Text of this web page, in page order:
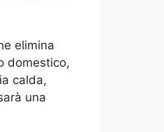
elimina
domestico,
calda,
una